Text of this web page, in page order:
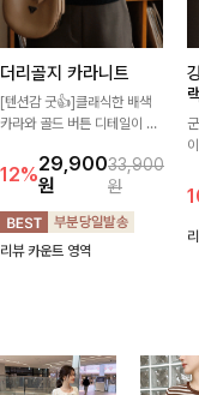
더리골지 카라니트
[텐션감 굿👍]클래식한 배색
카라와 골드 버튼 디테일이 세
입니다. 세로 골지 짜임이 슬림
한 실루엣을 연출해 단정하면
서도 여성스러운 무드를 완성
해드려요.
12%29,900
원
33,900
원
리뷰 카운트 영역